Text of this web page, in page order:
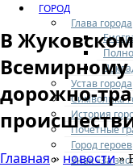
ГОРОД
Глава города
Устав города
Символика
История
Почетные
Город героев
Знак «За
В
дорожно-
Главная» новости»